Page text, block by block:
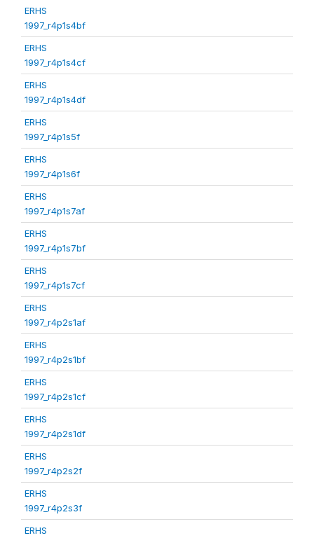
ERHS
1997_r4p1s4bf
ERHS
1997_r4p1s4cf
ERHS
1997_r4p1s4df
ERHS
1997_r4p1s5f
ERHS
1997_r4p1s6f
ERHS
1997_r4p1s7af
ERHS
1997_r4p1s7bf
ERHS
1997_r4p1s7cf
ERHS
1997_r4p2s1af
ERHS
1997_r4p2s1bf
ERHS
1997_r4p2s1cf
ERHS
1997_r4p2s1df
ERHS
1997_r4p2s2f
ERHS
1997_r4p2s3f
ERHS